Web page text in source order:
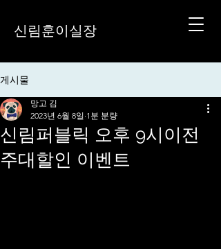
신림훈이실장
게시물
신림퍼블릭 오후 9시이전
주대할인 이벤트
망고 김
2023년 6월 8일 1분 분량